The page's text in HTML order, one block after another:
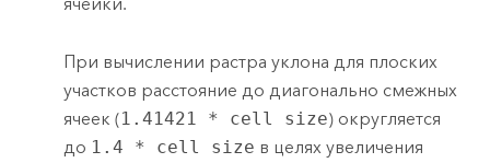
ячейки.
При вычислении растра уклона для плоских
участков расстояние до диагонально смежных
ячеек (1.41421 * cell size) округляется
до 1.4 * cell size в целях увеличения